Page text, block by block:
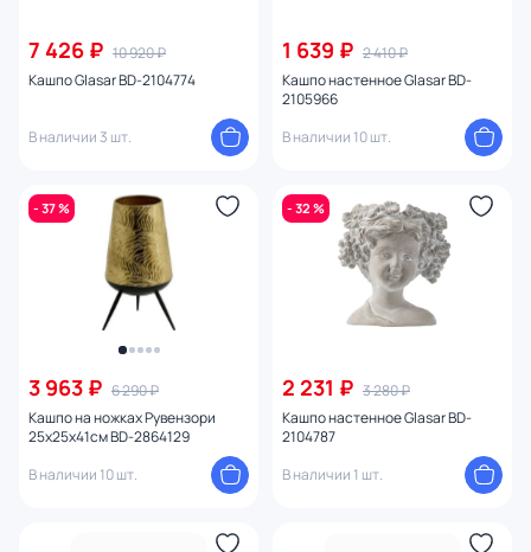
7 426 ₽ 10 920 ₽
Кашпо Glasar BD-2104774
В наличии 3 шт.
1 639 ₽ 2 410 ₽
Кашпо настенное Glasar BD-
2105966
В наличии 10 шт.
- 37 %
3 963 ₽ 6 290 ₽
Кашпо на ножках Рувензори
25x25x41см BD-2864129
В наличии 10 шт.
- 32 %
2 231 ₽ 3 280 ₽
Кашпо настенное Glasar BD-
2104787
В наличии 1 шт.